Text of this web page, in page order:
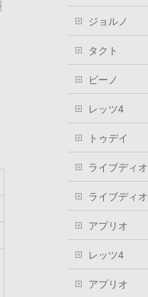
ジョルノ
タクト
ビーノ
レッツ4
トゥデイ
ライブディオ
ライブディオ
アプリオ
レッツ4
アプリオ